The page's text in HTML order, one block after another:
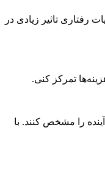
تاثیر زیادی در
تمرکز کنی.
را مشخص کنند. با